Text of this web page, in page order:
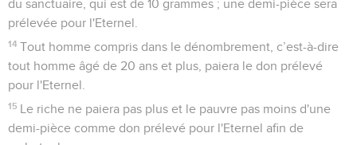
du sanctuaire, qui est de 10 grammes ; une demi-pièce sera
prélevée pour l'Eternel.
14 Tout homme compris dans le dénombrement, c’est-à-dire
tout homme âgé de 20 ans et plus, paiera le don prélevé
pour l'Eternel.
15 Le riche ne paiera pas plus et le pauvre pas moins d'une
demi-pièce comme don prélevé pour l'Eternel afin de